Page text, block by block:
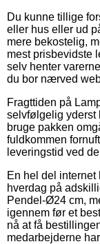
Du kunne tillige
eller hus eller ud
mere bekostelig,
mest prisbevidste
selv henter
du bor nærved
Fragttiden på
selvfølgelig yderst
bruge pakken
fuldkommen
leveringstid ved
En hel del
hverdag på
Pendel-Ø24 cm,
igennem før et
nå at få
medarbejderne